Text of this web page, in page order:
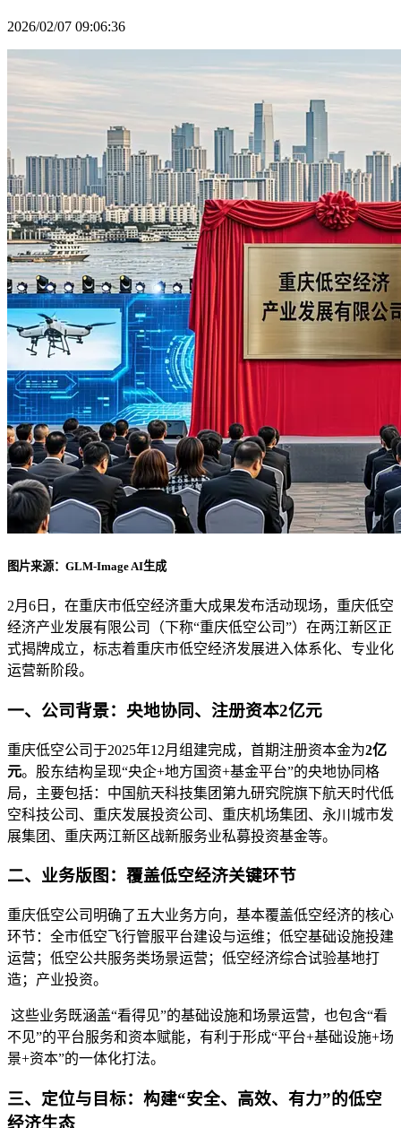
2026/02/07 09:06:36
图片来源：GLM-Image AI生成
2月6日，在重庆市低空经济重大成果发布活动现场，重庆低空
经济产业发展有限公司（下称“重庆低空公司”）在两江新区正
式揭牌成立，标志着重庆市低空经济发展进入体系化、专业化
运营新阶段。
一、公司背景：央地协同、注册资本2亿元
重庆低空公司于2025年12月组建完成，首期注册资本金为2亿
元。股东结构呈现“央企+地方国资+基金平台”的央地协同格
局，主要包括：中国航天科技集团第九研究院旗下航天时代低
空科技公司、重庆发展投资公司、重庆机场集团、永川城市发
展集团、重庆两江新区战新服务业私募投资基金等。
二、业务版图：覆盖低空经济关键环节
重庆低空公司明确了五大业务方向，基本覆盖低空经济的核心
环节：全市低空飞行管服平台建设与运维；低空基础设施投建
运营；低空公共服务类场景运营；低空经济综合试验基地打
造；产业投资。
这些业务既涵盖“看得见”的基础设施和场景运营，也包含“看
不见”的平台服务和资本赋能，有利于形成“平台+基础设施+场
景+资本”的一体化打法。
三、定位与目标：构建“安全、高效、有力”的低空
经济生态